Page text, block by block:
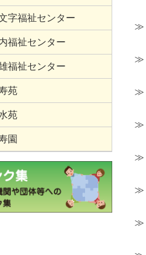
≫
≫
≫
≫
≫
≫
≫
字福祉センター
福祉センター
福祉センター
苑
苑
園